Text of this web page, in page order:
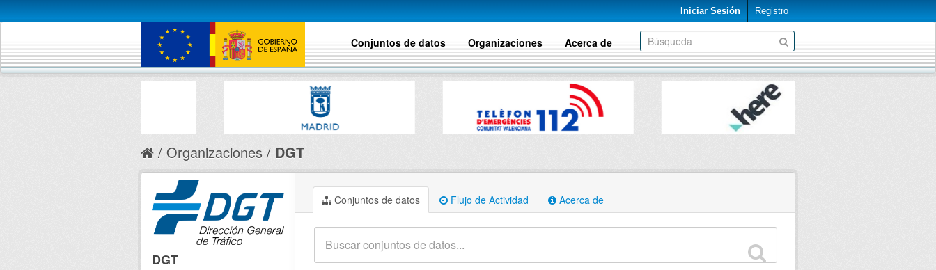
Iniciar Sesión Registro
Conjuntos de datos Organizaciones Acerca de
Organizaciones DGT
Conjuntos de datos Flujo de Actividad Acerca de
DGT